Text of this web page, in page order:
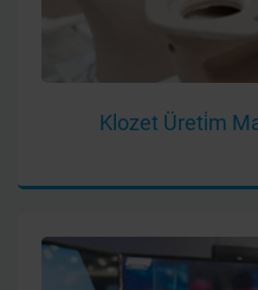
Klozet Üreti̇m